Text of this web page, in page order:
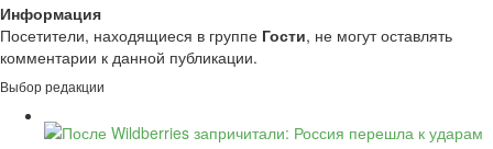
Информация
Посетители, находящиеся в группе Гости, не могут оставлять
комментарии к данной публикации.
Выбор редакции